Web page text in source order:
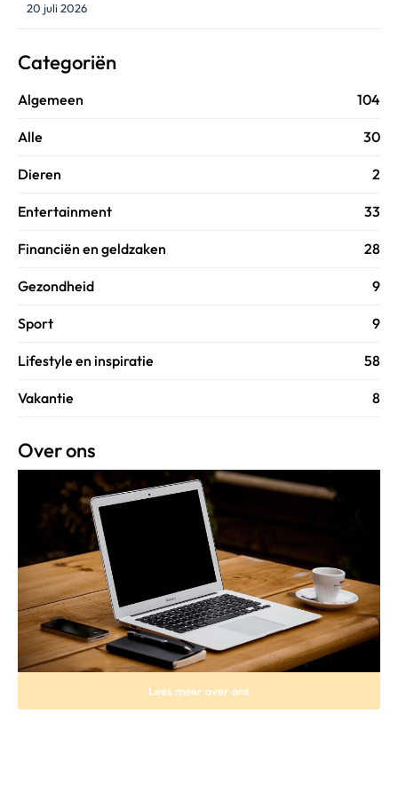
20 juli 2026
Categoriën
Algemeen 104
Alle 30
Dieren 2
Entertainment 33
Financiën en geldzaken 28
Gezondheid 9
Sport 9
Lifestyle en inspiratie 58
Vakantie 8
Over ons
Lees meer over ons